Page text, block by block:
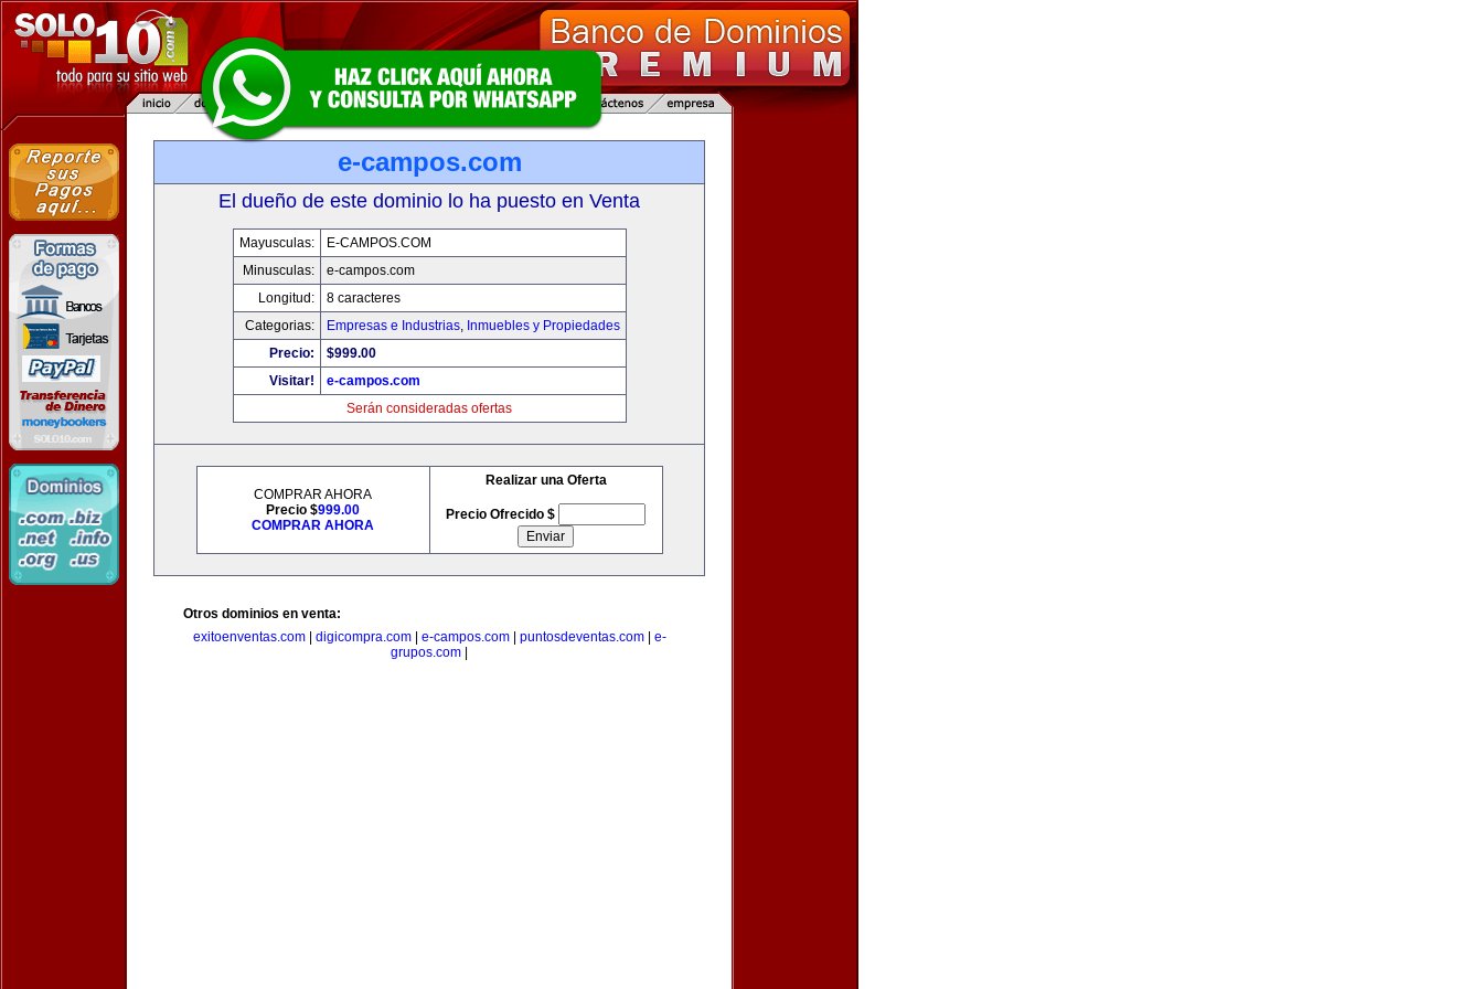
e-campos.com
El dueño de este dominio lo ha puesto en Venta
Mayusculas:
E-CAMPOS.COM
Minusculas:
e-campos.com
Longitud:
8 caracteres
Categorias:
Empresas e Industrias, Inmuebles y Propiedades
Precio:
$999.00
Visitar!
e-campos.com
Serán consideradas ofertas
COMPRAR AHORA
Precio $999.00
COMPRAR AHORA
Realizar una Oferta
Precio Ofrecido $
Otros dominios en venta:
exitoenventas.com| digicompra.com| e-campos.com| puntosdeventas.com| e-
grupos.com